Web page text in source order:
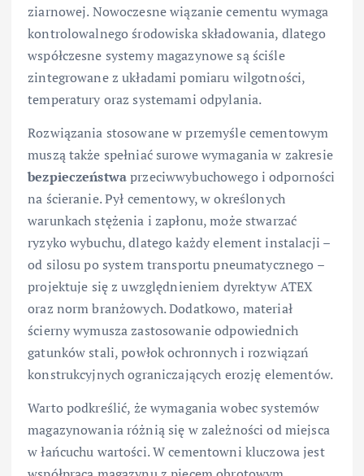
ziarnowej. Nowoczesne wiązanie cementu wymaga
kontrolowalnego środowiska składowania, dlatego
współczesne systemy magazynowe są ściśle
zintegrowane z układami pomiaru wilgotności,
temperatury oraz systemami odpylania.
Rozwiązania stosowane w przemyśle cementowym
muszą także spełniać surowe wymagania w zakresie
bezpieczeństwaprzeciwwybuchowego i odporności
na ścieranie. Pył cementowy, w określonych
warunkach stężenia i zapłonu, może stwarzać
ryzyko wybuchu, dlatego każdy element instalacji –
od silosu po system transportu pneumatycznego –
projektuje się z uwzględnieniem dyrektyw ATEX
oraz norm branżowych. Dodatkowo, materiał
ścierny wymusza zastosowanie odpowiednich
gatunków stali, powłok ochronnych i rozwiązań
konstrukcyjnych ograniczających erozję elementów.
Warto podkreślić, że wymagania wobec systemów
magazynowania różnią się w zależności od miejsca
w łańcuchu wartości. W cementowni kluczowa jest